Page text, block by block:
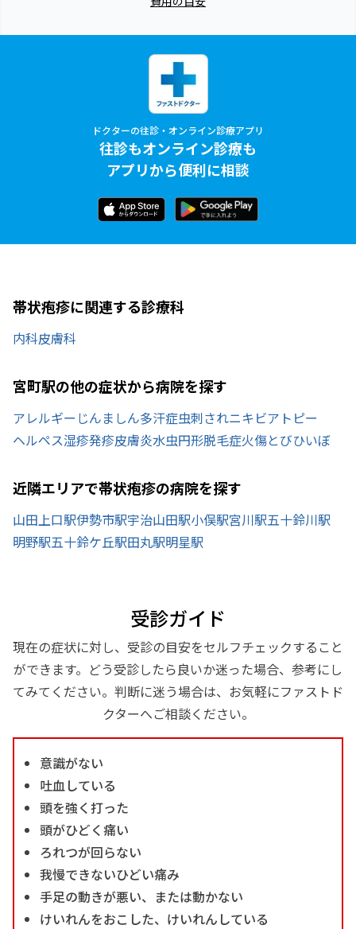
ドクターの往診・オンライン診療アプリ
往診もオンライン診療も
アプリから便利に相談
帯状疱疹に関連する診療科
内科皮膚科
宮町駅の他の症状から病院を探す
アレルギー じんましん多汗症虫刺されニキビアトピー
ヘルペス湿疹発疹皮膚炎水虫円形脱毛症火傷とびひいぼ
近隣エリアで帯状疱疹の病院を探す
山田上口駅伊勢市駅宇治山田駅小俣駅宮川駅五十鈴川駅
明野駅五十鈴ケ丘駅田丸駅明星駅
受診ガイド
現在の症状に対し、受診の目安をセルフチェックすること
ができます。どう受診したら良いか迷った場合、参考にし
てみてください。判断に迷う場合は、お気軽にファストド
クターへご相談ください。
意識がない
吐血している
頭を強く打った
頭がひどく痛い
ろれつが回らない
我慢できないひどい痛み
手足の動きが悪い、または動かない
けいれんをおこした、けいれんしている